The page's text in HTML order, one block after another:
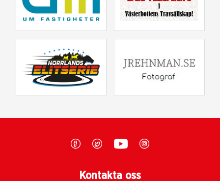
Kontakta oss